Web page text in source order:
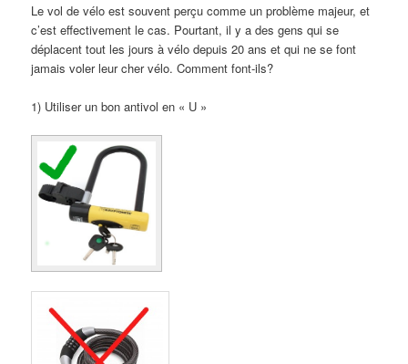
Le vol de vélo est souvent perçu comme un problème majeur, et
c’est effectivement le cas. Pourtant, il y a des gens qui se
déplacent tout les jours à vélo depuis 20 ans et qui ne se font
jamais voler leur cher vélo. Comment font-ils?
1) Utiliser un bon antivol en « U »